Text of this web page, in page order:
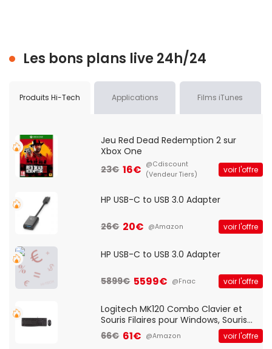
Les bons plans live 24h/24
Produits Hi-Tech Applications Films iTunes
Jeu Red Dead Redemption 2 sur
Xbox One
23€ 16€ @Cdiscount
(Vendeur Tiers)
voir l'offre
HP USB-C to USB 3.0 Adapter
26€ 20€ @Amazon voir l'offre
HP USB-C to USB 3.0 Adapter
5899€ 5599€ @Fnac voir l'offre
Logitech MK120 Combo Clavier et
Souris Filaires pour Windows, Souris
Optique Filaire, Connexion USB Plug
And Play, Confortable, Taille
66€ 61€ @Amazon voir l'offre